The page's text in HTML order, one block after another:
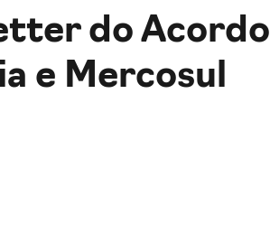
do
e Mercosul